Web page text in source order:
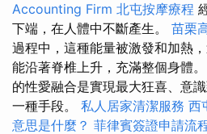
Accounting Firm 北屯按摩療程
下端，在人體中不斷產生。 苗栗
過程中，這種能量被激發和加熱
能沿著脊椎上升，充滿整個身體
的性愛融合是實現最大狂喜、意
一種手段。 私人居家清潔服務 西
意思是什麼？ 菲律賓簽證申請流